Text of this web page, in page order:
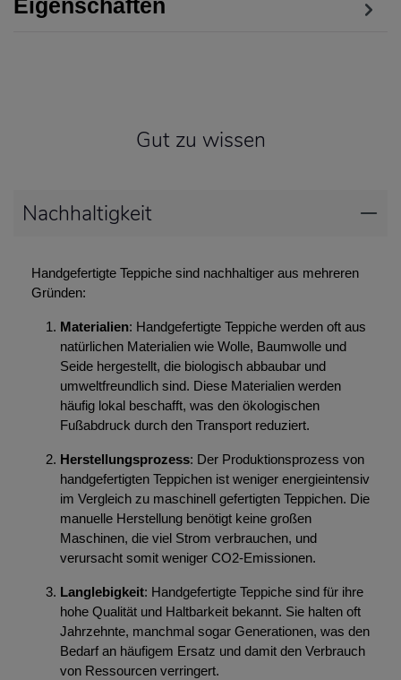
Eigenschaften
Gut zu wissen
Nachhaltigkeit
Handgefertigte Teppiche sind nachhaltiger aus mehreren
Gründen:
Materialien: Handgefertigte Teppiche werden oft aus
natürlichen Materialien wie Wolle, Baumwolle und
Seide hergestellt, die biologisch abbaubar und
umweltfreundlich sind. Diese Materialien werden
häufig lokal beschafft, was den ökologischen
Fußabdruck durch den Transport reduziert.
Herstellungsprozess: Der Produktionsprozess von
handgefertigten Teppichen ist weniger energieintensiv
im Vergleich zu maschinell gefertigten Teppichen. Die
manuelle Herstellung benötigt keine großen
Maschinen, die viel Strom verbrauchen, und
verursacht somit weniger CO2-Emissionen.
Langlebigkeit: Handgefertigte Teppiche sind für ihre
hohe Qualität und Haltbarkeit bekannt. Sie halten oft
Jahrzehnte, manchmal sogar Generationen, was den
Bedarf an häufigem Ersatz und damit den Verbrauch
von Ressourcen verringert.